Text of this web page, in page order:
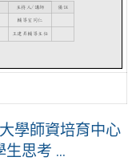
學師資培育中心
思考 ...